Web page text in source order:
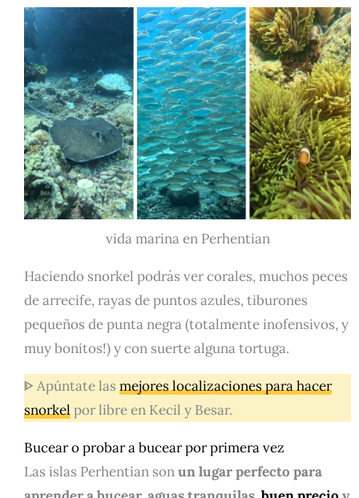
vida marina en Perhentian
Haciendo snorkel podrás ver corales, muchos peces
de arrecife, rayas de puntos azules, tiburones
pequeños de punta negra (totalmente inofensivos, y
muy bonitos!) y con suerte alguna tortuga.
ᐈ Apúntate las mejores localizaciones para hacer
snorkelpor libre en Kecil y Besar.
Bucear o probar a bucear por primera vez
Las islas Perhentian sonun lugar perfecto para